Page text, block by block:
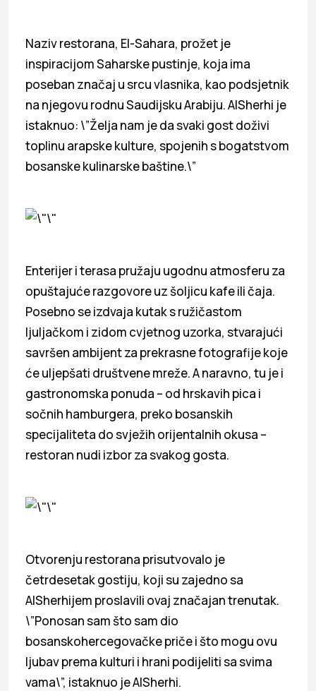
Naziv restorana, El-Sahara, prožet je
inspiracijom Saharske pustinje, koja ima
poseban značaj u srcu vlasnika, kao podsjetnik
na njegovu rodnu Saudijsku Arabiju. AlSherhi je
istaknuo: \”Želja nam je da svaki gost doživi
toplinu arapske kulture, spojenih s bogatstvom
bosanske kulinarske baštine.\”
Enterijer i terasa pružaju ugodnu atmosferu za
opuštajuće razgovore uz šoljicu kafe ili čaja.
Posebno se izdvaja kutak s ružičastom
ljuljačkom i zidom cvjetnog uzorka, stvarajući
savršen ambijent za prekrasne fotografije koje
će uljepšati društvene mreže. A naravno, tu je i
gastronomska ponuda – od hrskavih pica i
sočnih hamburgera, preko bosanskih
specijaliteta do svježih orijentalnih okusa –
restoran nudi izbor za svakog gosta.
Otvorenju restorana prisutvovalo je
četrdesetak gostiju, koji su zajedno sa
AlSherhijem proslavili ovaj značajan trenutak.
\”Ponosan sam što sam dio
bosanskohercegovačke priče i što mogu ovu
ljubav prema kulturi i hrani podijeliti sa svima
vama\”, istaknuo je AlSherhi.